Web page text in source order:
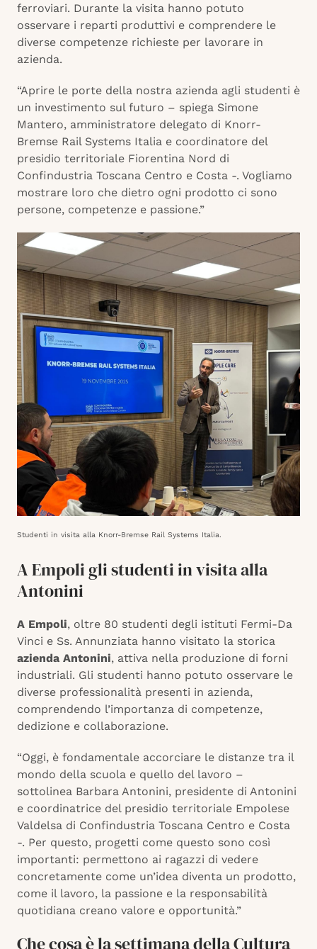
ferroviari. Durante la visita hanno potuto
osservare i reparti produttivi e comprendere le
diverse competenze richieste per lavorare in
azienda.
“Aprire le porte della nostra azienda agli studenti è
un investimento sul futuro – spiega Simone
Mantero, amministratore delegato di Knorr-
Bremse Rail Systems Italia e coordinatore del
presidio territoriale Fiorentina Nord di
Confindustria Toscana Centro e Costa -. Vogliamo
mostrare loro che dietro ogni prodotto ci sono
persone, competenze e passione.”
Studenti in visita alla Knorr-Bremse Rail Systems Italia.
A Empoli gli studenti in visita alla
Antonini
A Empoli, oltre 80 studenti degli istituti Fermi-Da
Vinci e Ss. Annunziata hanno visitato la storica
azienda Antonini, attiva nella produzione di forni
industriali. Gli studenti hanno potuto osservare le
diverse professionalità presenti in azienda,
comprendendo l’importanza di competenze,
dedizione e collaborazione.
“Oggi, è fondamentale accorciare le distanze tra il
mondo della scuola e quello del lavoro –
sottolinea Barbara Antonini, presidente di Antonini
e coordinatrice del presidio territoriale Empolese
Valdelsa di Confindustria Toscana Centro e Costa
-. Per questo, progetti come questo sono così
importanti: permettono ai ragazzi di vedere
concretamente come un’idea diventa un prodotto,
come il lavoro, la passione e la responsabilità
quotidiana creano valore e opportunità.”
Che cosa è la settimana della Cultura